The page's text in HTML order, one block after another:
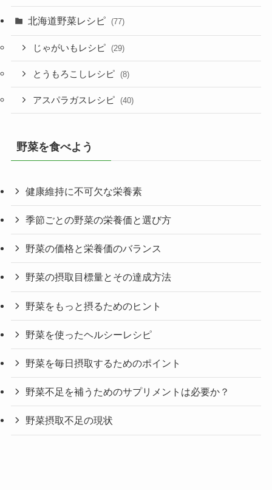
北海道野菜レシピ (77)
じゃがいもレシピ (29)
とうもろこしレシピ (8)
アスパラガスレシピ (40)
野菜を食べよう
健康維持に不可欠な栄養素
季節ごとの野菜の栄養価と選び方
野菜の価格と栄養価のバランス
野菜の摂取目標量とその達成方法
野菜をもっと摂るためのヒント
野菜を使ったヘルシーレシピ
野菜を毎日摂取するためのポイント
野菜不足を補うためのサプリメントは必要か？
野菜摂取不足の現状